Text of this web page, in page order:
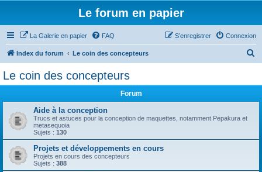
Le forum en papier
La Galerie en papier FAQ Connexion
S’enregistrer
Index du forum Le coin des concepteurs
Le coin des concepteurs
Forum
Aide à la conception
Trucs et astuces pour la conception de maquettes, notamment Pepakura et
metasequoia
Sujets : 130
Projets et développements en cours
Projets en cours des concepteurs
Sujets : 388